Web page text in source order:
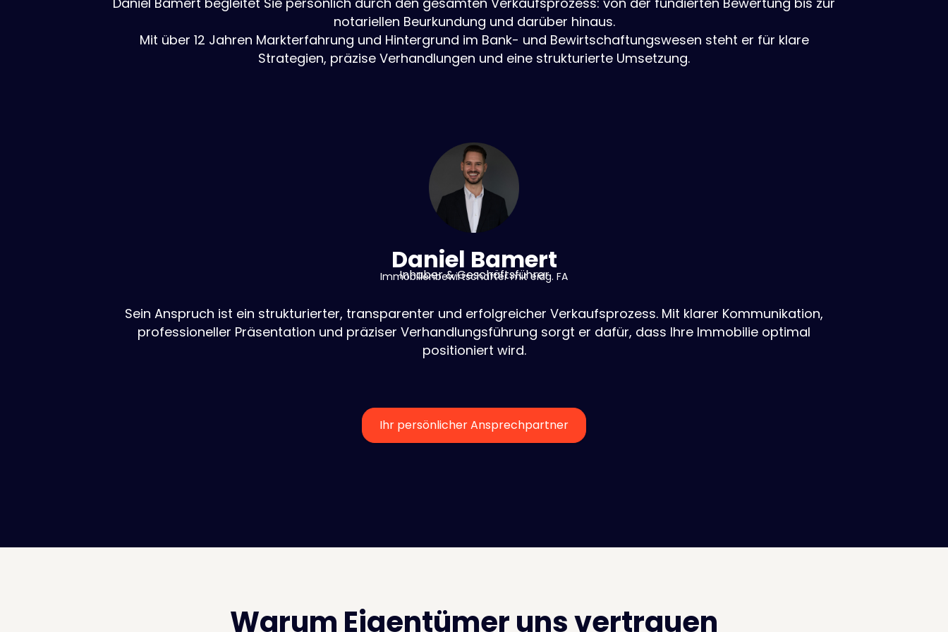
notariellen Beurkundung und darüber hinaus.
Mit über 12 Jahren Markterfahrung und Hintergrund im Bank- und Bewirtschaftungswesen steht er für klare
Strategien, präzise Verhandlungen und eine strukturierte Umsetzung.
Daniel Bamert
Inhaber & Geschäftsführer
Immobilienbewirtschafter mit eidg. FA
Sein Anspruch ist ein strukturierter, transparenter und erfolgreicher Verkaufsprozess. Mit klarer Kommunikation,
professioneller Präsentation und präziser Verhandlungsführung sorgt er dafür, dass Ihre Immobilie optimal
positioniert wird.
Ihr persönlicher Ansprechpartner
Warum Eigentümeruns vertrauen